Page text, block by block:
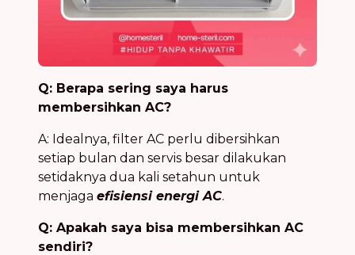
Q: Berapa sering saya harus
membersihkan AC?
A: Idealnya, filter AC perlu dibersihkan
setiap bulan dan servis besar dilakukan
setidaknya dua kali setahun untuk
menjaga efisiensi energi AC.
Q: Apakah saya bisa membersihkan AC
sendiri?